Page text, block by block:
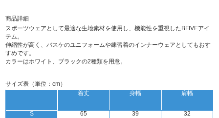
商品詳細
スポーツウェアとして最適な生地素材を使用し、機能性を重視したBFIVEアイ
テム。
伸縮性が高く、バスケのユニフォームや練習着のインナーウェアとしてもおす
すめです。
カラーはホワイト、ブラックの2種類を用意。
サイズ表（単位：cm）
S
着丈
65
身幅
39
肩幅
32